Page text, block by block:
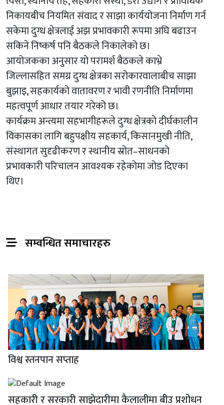
निकायबीच नियमित संवाद र साझा कार्ययोजना निर्माण गर्न
सकेमा दुग्ध क्षेत्रलाई अझ प्रभावकारी रूपमा अघि बढाउन
सकिने निष्कर्ष पनि बैठकले निकालेको छ।
आयोजकका अनुसार यो परामर्श बैठकले काभ्रे
जिल्लासहित समग्र दुग्ध क्षेत्रका सरोकारवालाबीच साझा
बुझाइ, सहकार्यको वातावरण र भावी रणनीति निर्माणमा
महत्वपूर्ण आधार तयार गरेको छ।
कार्यक्रम अन्त्यमा सहभागीहरूले दुग्ध क्षेत्रको दीर्घकालीन
विकासका लागि बहुपक्षीय सहकार्य, किसानमुखी नीति,
संस्थागत सुदृढीकरण र स्थानीय स्रोत–साधनको
प्रभावकारी परिचालन आवश्यक रहेकोमा जोड दिएका
थिए।
सम्वन्धित समाचारहरु
विश्व स्तनपान सप्ताह
सहकारी र सरकारी साझेदारीमा कैलालीमा बीउ प्रशोधन